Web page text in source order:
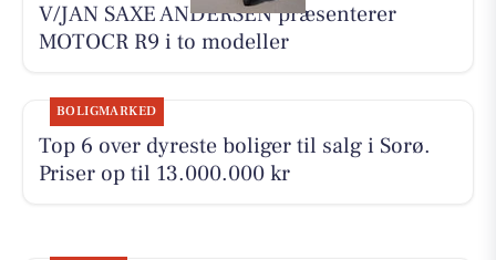
V/JAN SAXE ANDERSEN præsenterer
MOTOCR R9 i to modeller
BOLIGMARKED
Top 6 over dyreste boliger til salg i Sorø.
Priser op til 13.000.000 kr